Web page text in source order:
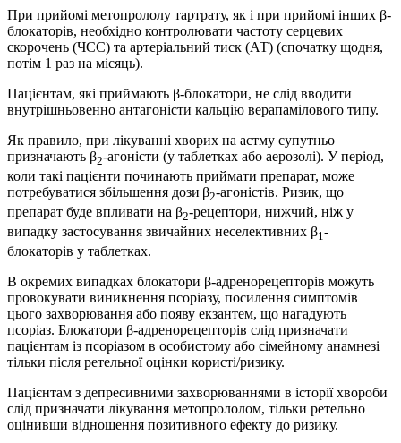
При прийомі метопрололу тартрату, як і при прийомі інших β-
блокаторів, необхідно контролювати частоту серцевих
скорочень (ЧСС) та артеріальний тиск (АТ) (спочатку щодня,
потім 1 раз на місяць).
Пацієнтам, які приймають β-блокатори, не слід вводити
внутрішньовенно антагоністи кальцію верапамілового типу.
Як правило, при лікуванні хворих на астму супутньо
призначають β2-агоністи (у таблетках або аерозолі). У період,
коли такі пацієнти починають приймати препарат, може
потребуватися збільшення дози β2-агоністів. Ризик, що
препарат буде впливати на β2-рецептори, нижчий, ніж у
випадку застосування звичайних неселективних β1-
блокаторів у таблетках.
В окремих випадках блокатори β-адренорецепторів можуть
провокувати виникнення псоріазу, посилення симптомів
цього захворювання або появу екзантем, що нагадують
псоріаз. Блокатори β-адренорецепторів слід призначати
пацієнтам із псоріазом в особистому або сімейному анамнезі
тільки після ретельної оцінки користі/ризику.
Пацієнтам з депресивними захворюваннями в історії хвороби
слід призначати лікування метопрололом, тільки ретельно
оцінивши відношення позитивного ефекту до ризику.